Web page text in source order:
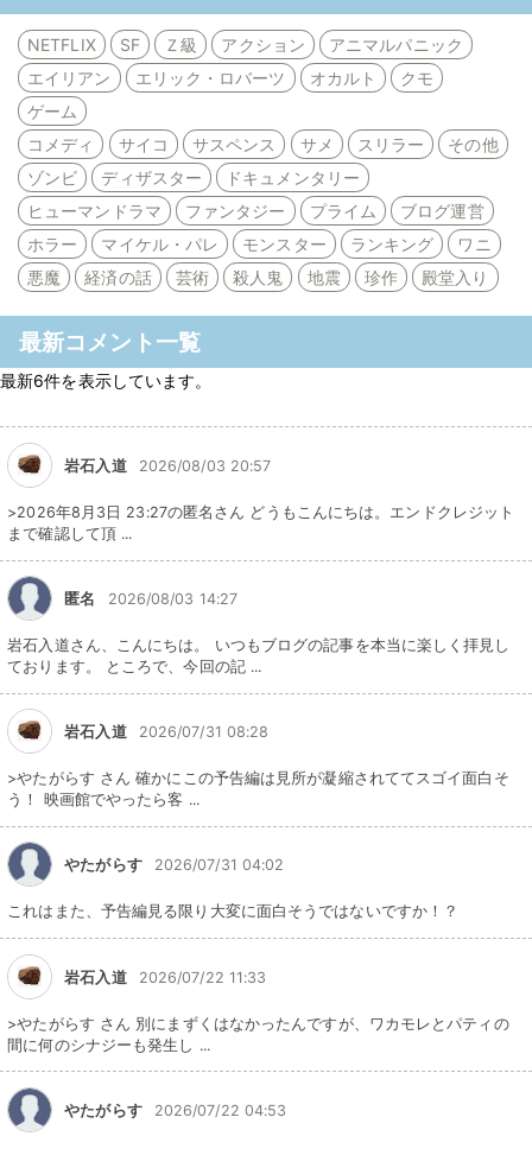
NETFLIX SF Ｚ級 アクション
アニマルパニック
エイリアン
エリック・ロバーツ オカルト
クモ
ゲーム
コメディ
サイコ サスペンス サメ スリラー
その他
ゾンビ
ディザスター
ドキュメンタリー
ヒューマンドラマ
ファンタジー プライム
ブログ運営
ホラー
マイケル・パレ モンスター ランキング
ワニ
悪魔
経済の話 芸術 殺人鬼 地震 珍作 殿堂入り
最新コメント一覧
最新6件を表示しています。
岩石入道 2026/08/03 20:57
>2026年8月3日 23:27の匿名さん どうもこんにちは。エンドクレジット
まで確認して頂 ...
匿名 2026/08/03 14:27
岩石入道さん、こんにちは。 いつもブログの記事を本当に楽しく拝見し
ております。 ところで、今回の記 ...
岩石入道 2026/07/31 08:28
>やたがらす さん 確かにこの予告編は見所が凝縮されててスゴイ面白そ
う！ 映画館でやったら客 ...
やたがらす 2026/07/31 04:02
これはまた、予告編見る限り大変に面白そうではないですか！？
岩石入道 2026/07/22 11:33
>やたがらす さん 別にまずくはなかったんですが、ワカモレとパティの
間に何のシナジーも発生し ...
やたがらす 2026/07/22 04:53